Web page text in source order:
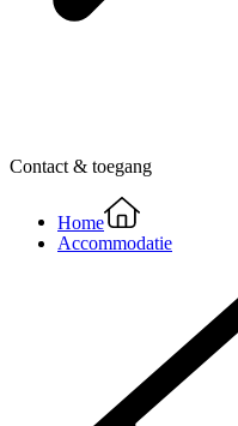
Contact & toegang
Home
Accommodatie